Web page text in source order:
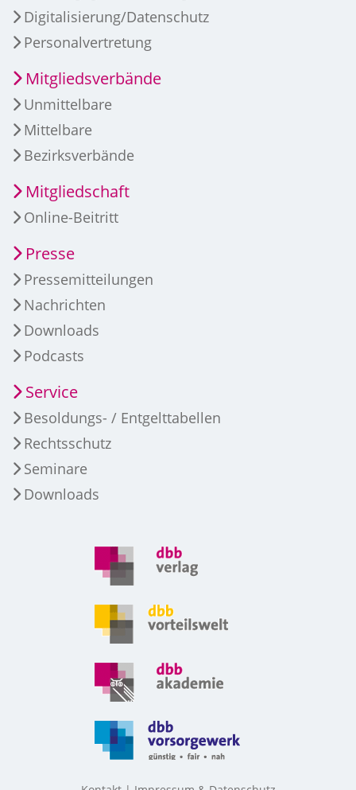
Digitalisierung/Datenschutz
Personalvertretung
Mitgliedsverbände
Unmittelbare
Mittelbare
Bezirksverbände
Mitgliedschaft
Online-Beitritt
Presse
Pressemitteilungen
Nachrichten
Downloads
Podcasts
Service
Besoldungs- / Entgelttabellen
Rechtsschutz
Seminare
Downloads